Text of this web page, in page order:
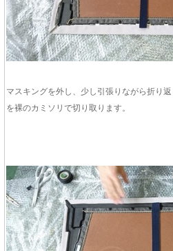
マスキングを外し、少し引張りながら折り
を裸のカミソリで切り取ります。